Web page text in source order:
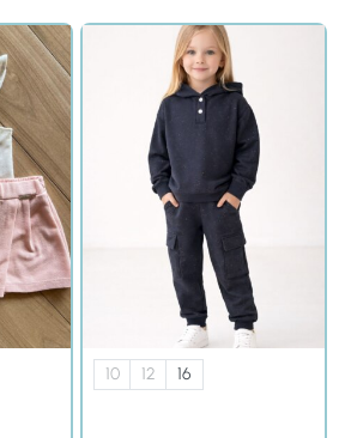
10 12 16